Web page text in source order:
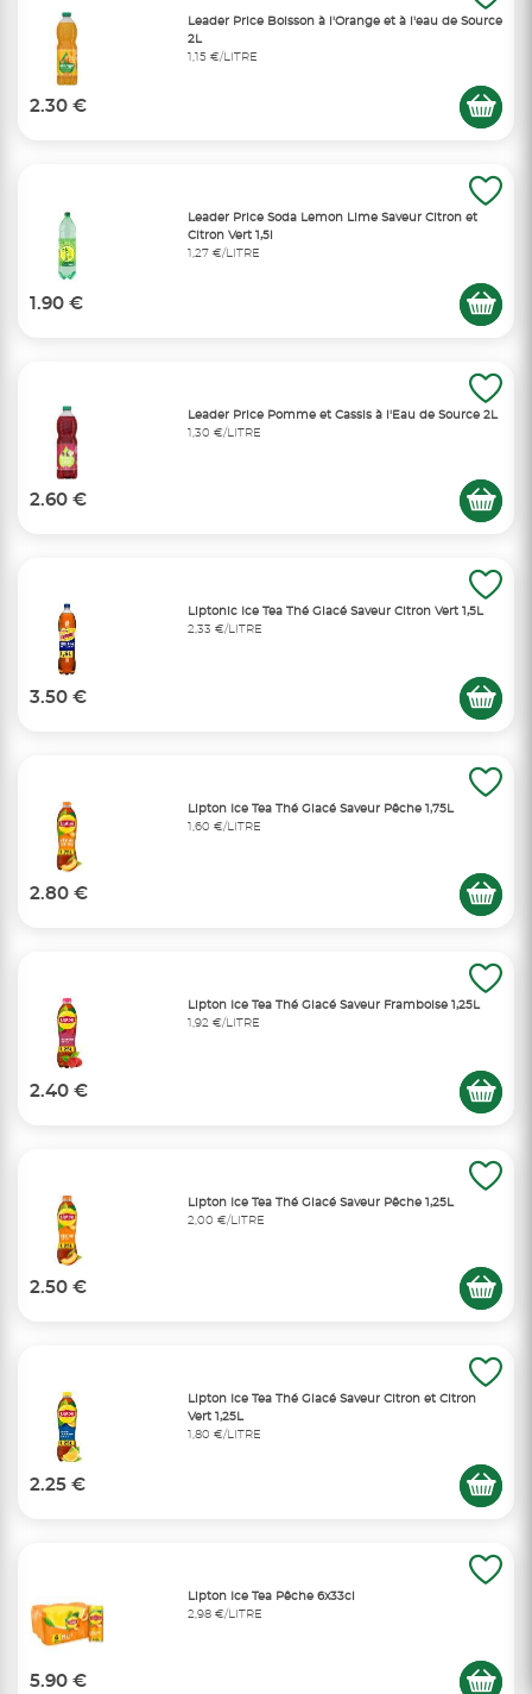
Leader Price Boisson à l'Orange et à l'eau de Source
2L
1,15 €/LITRE
2.30 €
Leader Price Soda Lemon Lime Saveur Citron et
Citron Vert 1,5l
1,27 €/LITRE
1.90 €
Leader Price Pomme et Cassis à l'Eau de Source 2L
1,30 €/LITRE
2.60 €
Liptonic Ice Tea Thé Glacé Saveur Citron Vert 1,5L
2,33 €/LITRE
3.50 €
Lipton Ice Tea Thé Glacé Saveur Pêche 1,75L
1,60 €/LITRE
2.80 €
Lipton Ice Tea Thé Glacé Saveur Framboise 1,25L
1,92 €/LITRE
2.40 €
Lipton Ice Tea Thé Glacé Saveur Pêche 1,25L
2,00 €/LITRE
2.50 €
Lipton Ice Tea Thé Glacé Saveur Citron et Citron
Vert 1,25L
1,80 €/LITRE
2.25 €
Lipton Ice Tea Pêche 6x33cl
2,98 €/LITRE
5.90 €